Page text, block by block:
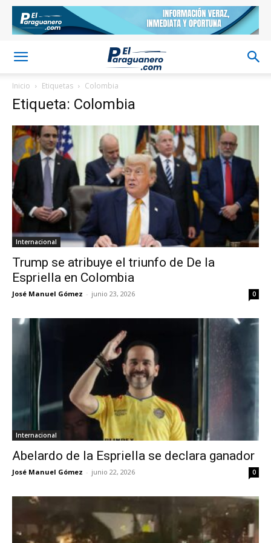
Inicio Etiquetas Colombia
Etiqueta: Colombia
Internacional
Trump se atribuye el triunfo de De la
Espriella en Colombia
José Manuel Gómez - junio 23, 2026 0
Internacional
Abelardo de la Espriella se declara ganador
José Manuel Gómez - junio 22, 2026 0